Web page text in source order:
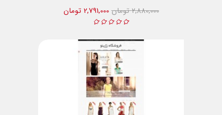
2,791,000 تومان
2,880,000 تومان